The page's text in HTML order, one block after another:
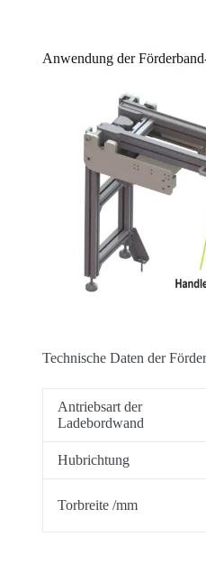
Anwendung der
Technische Daten der
Antriebsart der
Ladebordwand
Hubrichtung
Torbreite /mm